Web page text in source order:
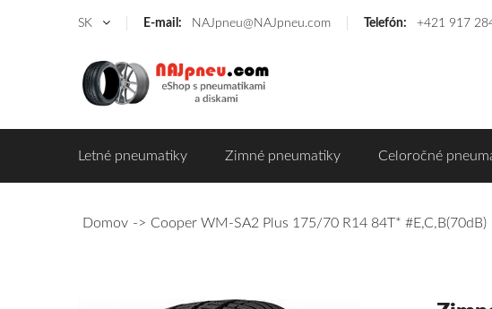
SK E-mail: NAJpneu@NAJpneu.com Telefón: +421 917
Letné pneumatiky Zimné pneumatiky Celoročné
Domov Cooper WM-SA2 Plus 175/70 R14 84T* #E,C,B(70dB)